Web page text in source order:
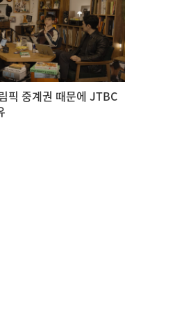
픽 중계권 때문에 JTBC